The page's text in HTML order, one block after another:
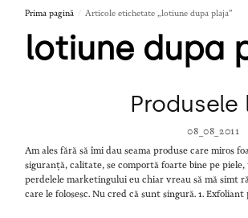
Prima pagină / Articole etichetate „lotiune dupa plaja”
lotiune dupa
Produsele
08_08_2011
Am ales fără să îmi dau seama produse care miros
siguranță, calitate, se comportă foarte bine pe
perdelele marketingului eu chiar vreau să mă simt
care le folosesc. Nu cred că sunt singură. 1.